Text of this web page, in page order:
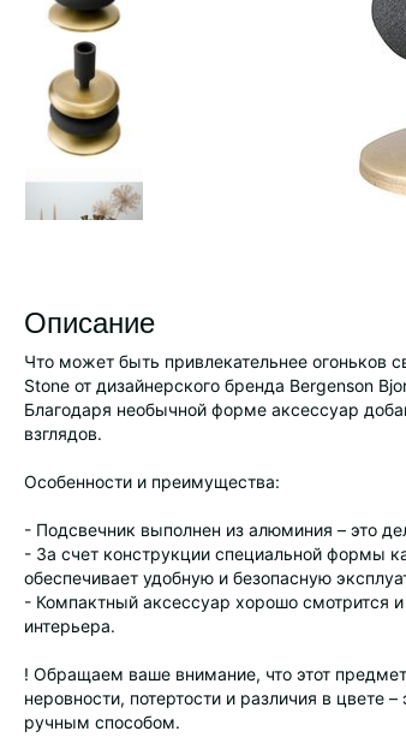
Описание
Что может быть привлекательнее огоньков
Stone от дизайнерского бренда Bergenson
Благодаря необычной форме аксессуар
взглядов.
Особенности и преимущества:
- Подсвечник выполнен из алюминия – это
- За счет конструкции специальной формы
обеспечивает удобную и безопасную
- Компактный аксессуар хорошо смотрится
интерьера.
! Обращаем ваше внимание, что этот
неровности, потертости и различия в цвете
ручным способом.